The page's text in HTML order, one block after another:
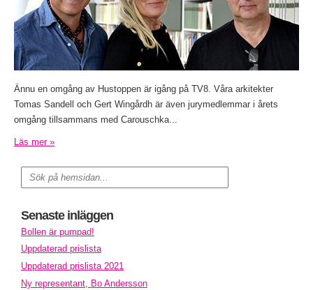
Ännu en omgång av Hustoppen är igång på TV8. Våra arkitekter
Tomas Sandell och Gert Wingårdh är även jurymedlemmar i årets
omgång tillsammans med Carouschka...
Läs mer »
Senaste inläggen
Bollen är pumpad!
Uppdaterad prislista
Uppdaterad prislista 2021
Ny representant, Bo Andersson